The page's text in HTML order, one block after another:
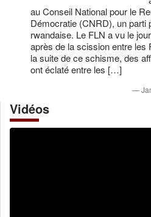
au Conseil National pour le
Démocratie (CNRD), un parti
rwandaise. Le FLN a vu le
après de la scission entre les
la suite de ce schisme, des
ont éclaté entre les […]
Vidéos